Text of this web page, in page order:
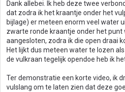
Dank allebei. Ik heb deze twee
dat zodra ik het kraantje onder het
bijlage) er meteen enorm veel water
zwarte ronde kraantje onder het punt
aangesloten, zodra ik die open draai
Het lijkt dus meteen water te lozen
de vulkraan tegelijk opendoe heb ik
Ter demonstratie een korte video, ik
vulslang om te laten zien dat deze